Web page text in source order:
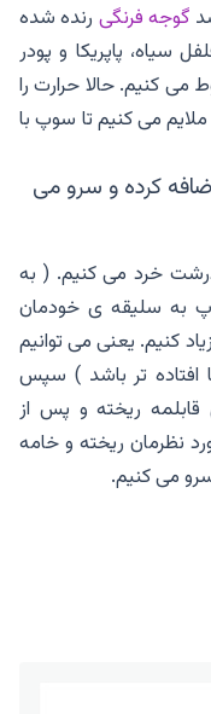
گوجه فرنگی رنده شده
سیاه، پاپریکا و پودر
کنیم. حالا حرارت را
ملایم می کنیم تا سوپ با
کرده و سرو می
خرد می کنیم. ( به
به سلیقه ی خودمان
کنیم. یعنی می توانیم
افتاده تر باشد ) سپس
ریخته و پس از
نظرمان ریخته و خامه
می کنیم.